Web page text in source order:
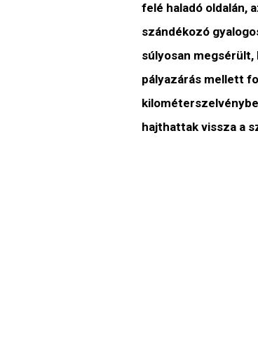
felé haladó oldalán,
szándékozó
súlyosan
pályazárás mellett
hajthattak vissza a